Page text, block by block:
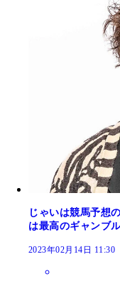
じゃいは競馬予想
は最高のギャンブ
2023年02月14日 11:30